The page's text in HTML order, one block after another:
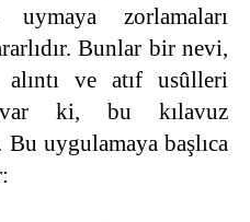
zorlamaları
Bunlar bir nevi,
ve atıf usûlleri
var ki, bu kılavuz
uygulamaya başlıca